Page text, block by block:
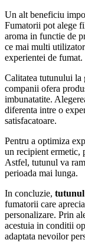
Un alt beneficiu
Fumatorii pot alege
aroma in functie de
ce mai multi
experientei de fumat.
Calitatea tutunului la
companii ofera
imbunatatite.
diferenta intre o
satisfacatoare.
Pentru a optimiza
un recipient ermetic,
Astfel, tutunul va
perioada mai lunga.
In concluzie, tutunul
fumatorii care
personalizare. Prin
acestuia in conditii
adaptata nevoilor